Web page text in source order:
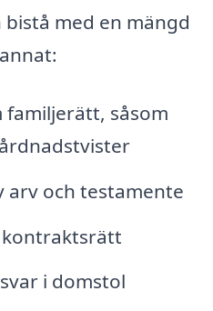
med en mängd
familjerätt, såsom
arv och testamente
i domstol